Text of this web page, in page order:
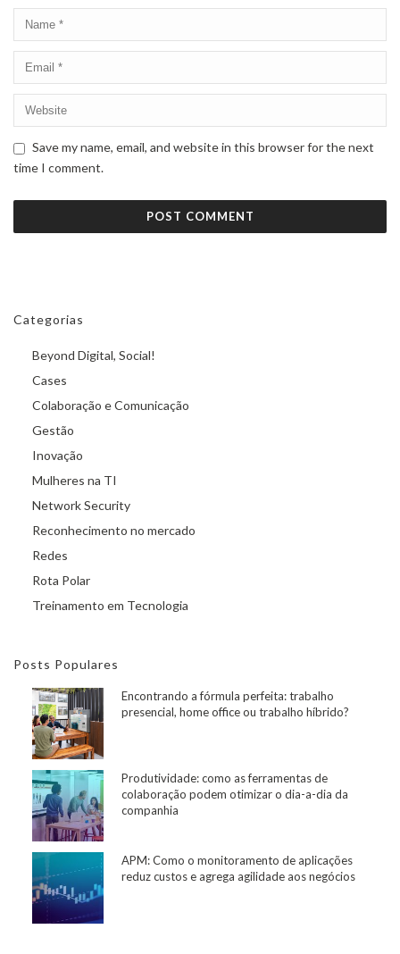
Save my name, email, and website in this browser for the next
time I comment.
Categorias
Beyond Digital, Social!
Cases
Colaboração e Comunicação
Gestão
Inovação
Mulheres na TI
Network Security
Reconhecimento no mercado
Redes
Rota Polar
Treinamento em Tecnologia
Posts Populares
Encontrando a fórmula perfeita: trabalho
presencial, home office ou trabalho híbrido?
Produtividade: como as ferramentas de
colaboração podem otimizar o dia-a-dia da
companhia
APM: Como o monitoramento de aplicações
reduz custos e agrega agilidade aos negócios